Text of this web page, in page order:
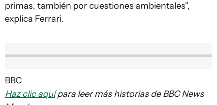
primas, también por cuestiones ambientales",
explica Ferrari.
BBC
Haz clic aquípara leer más historias de BBC News